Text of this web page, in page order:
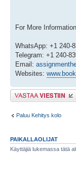
For More
WhatsApp: +1 240-
Telegram: +1 240-
Email:
Websites:
Lähetä vastaus
Paluu Kehitys kolo
PAIKALLAOLIJAT
Käyttäjiä lukemassa tätä